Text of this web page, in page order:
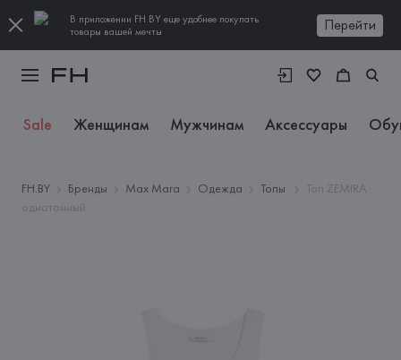
В приложении FH.BY еще удобнее покупать
товары вашей мечты
Перейти
Sale Женщинам Мужчинам Аксессуары
FH.BY Бренды Max Mara Одежда Топы
Топ ZEMIRA
однотонный